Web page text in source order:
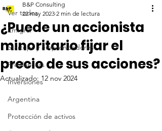
Ver todos
Emigrar
Startups y emprendedores
Freelancers
Inversiones
Argentina
Protección de activos
¿Puede un accionista
minoritario fijar el
precio de sus acciones?
B&P Consulting
22 may 2023 2 min de lectura
Actualizado: 12 nov 2024